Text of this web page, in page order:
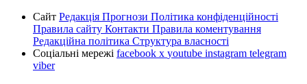
Сайт Редакція Прогнози Політика конфіденційності
Правила сайту Контакти Правила коментування
Редакційна політика Структура власності
Соціальні мережі facebook x youtube instagram telegram
viber